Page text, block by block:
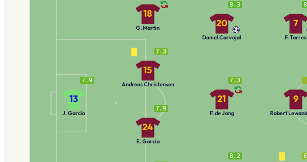
7.9
13
J. Garcia
18
G. Martin
7.3
15
Andreas Christensen
7.9
24
E. Garcia
8.3
20
Daniel Carvajal
7.3
21
F. de Jong
8.2
7
F. Torres
9
Robert